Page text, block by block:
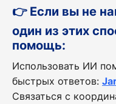
👉 Если вы не
один из этих
помощь:
Использовать ИИ
быстрых ответов:
Связаться с